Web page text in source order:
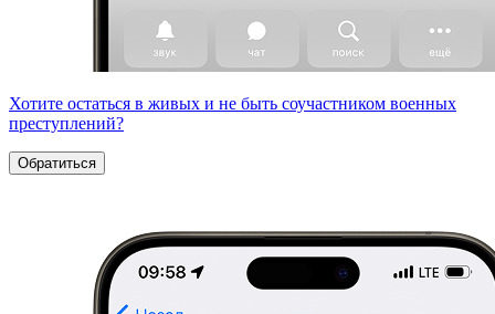
Хотите остаться в живых и не быть соучастником военных
преступлений?
Обратиться